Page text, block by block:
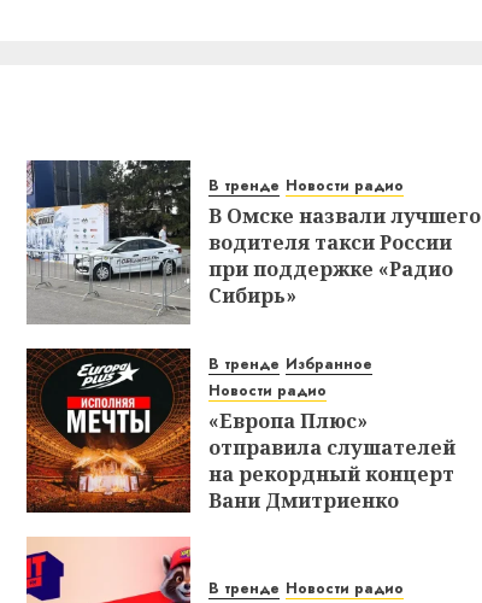
В тренде Новости радио
В Омске назвали лучшего
водителя такси России
при поддержке «Радио
Сибирь»
В тренде Избранное
Новости радио
«Европа Плюс»
отправила слушателей
на рекордный концерт
Вани Дмитриенко
В тренде Новости радио